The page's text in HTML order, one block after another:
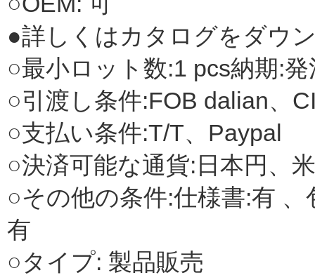
●詳しくはカタログをダウ
○最小ロット数:1 pcs納期:
○引渡し条件:FOB dalian、
○支払い条件:T/T、Paypal
○決済可能な通貨:日本円、
○その他の条件:仕様書:有
有
○タイプ: 製品販売